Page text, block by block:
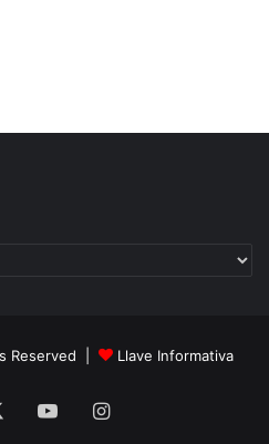
Reserved | Llave Informativa
YouTubeInstagram